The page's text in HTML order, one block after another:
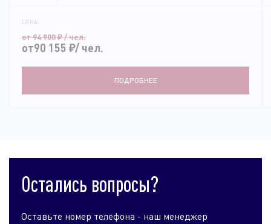
ЦЕНА:
от 94 900₽/ чел.
от90 155 ₽/ чел.
ПОДРОБНЕЕ
Остались вопросы?
Оставьте номер телефона - наш менеджер